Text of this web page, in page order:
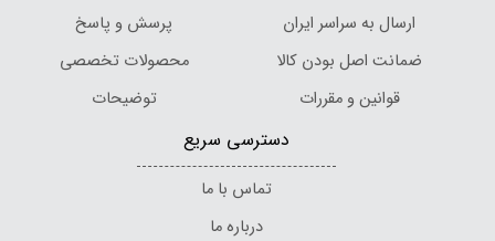
ارسال به سراسر ایران
ضمانت اصل بودن کالا
قوانین و مقررات
پرسش و پاسخ
محصولات تخصصی
توضیحات
دسترسی سریع
تماس با ما
درباره ما